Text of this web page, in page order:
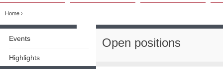
Home ›
contenuto
Events
Highlights
Open positions